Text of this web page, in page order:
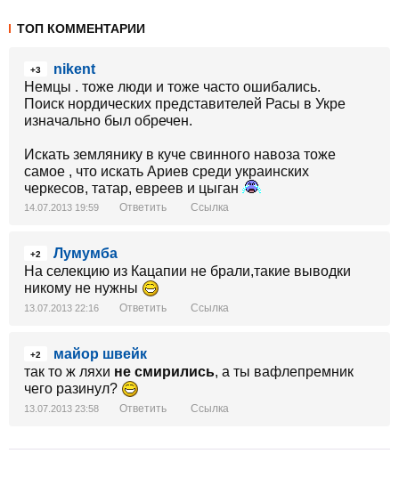
ТОП КОММЕНТАРИИ
+3
nikent
Немцы . тоже люди и тоже часто ошибались.
Поиск нордических представителей Расы в Укре
изначально был обречен.
Искать землянику в куче свинного навоза тоже
самое , что искать Ариев среди украинских
черкесов, татар, евреев и цыган
14.07.2013 19:59 Ответить Ссылка
+2
Лумумба
На селекцию из Кацапии не брали,такие выводки
никому не нужны
13.07.2013 22:16 Ответить Ссылка
+2
майор швейк
так то ж ляхи не смирились, а ты вафлепремник
чего разинул?
13.07.2013 23:58 Ответить Ссылка